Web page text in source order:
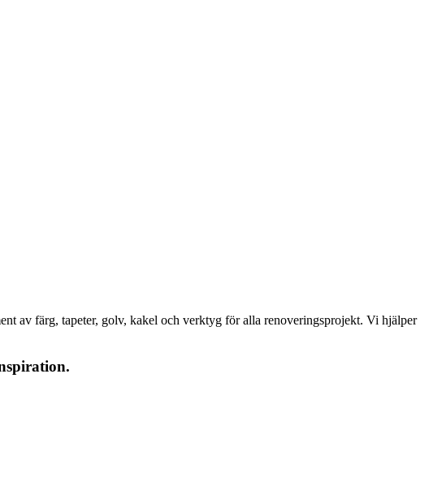
av färg, tapeter, golv, kakel och verktyg för alla renoveringsprojekt. Vi hjälper